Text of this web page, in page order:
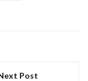
Post